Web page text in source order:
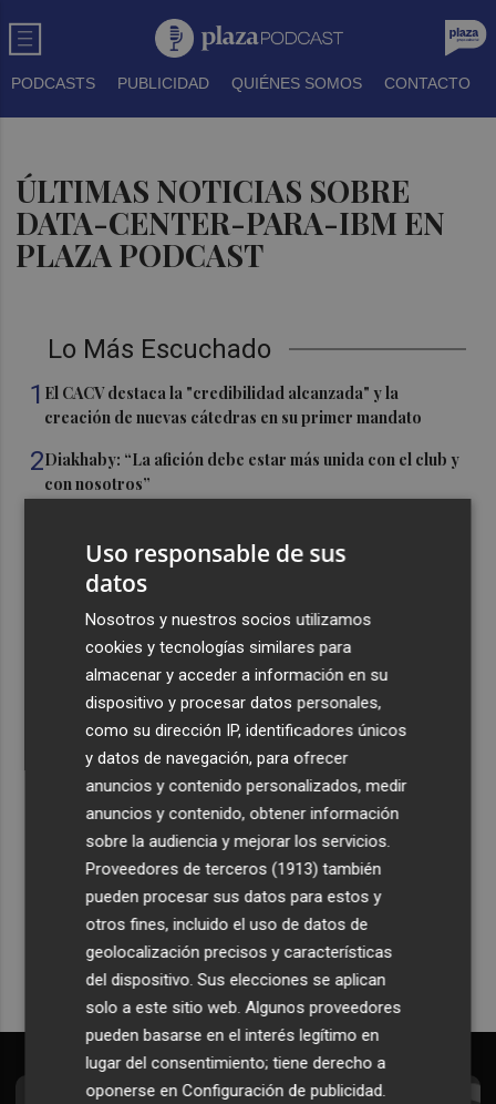
PODCASTS PUBLICIDAD QUIÉNES SOMOS CONTACTO
ÚLTIMAS NOTICIAS SOBRE
DATA-CENTER-PARA-IBM EN
PLAZA PODCAST
Lo Más Escuchado
1 El CACV destaca la "credibilidad alcanzada" y la
creación de nuevas cátedras en su primer mandato
2Diakhaby: “La afición debe estar más unida con el club y
con nosotros”
hemos entrenado"
Controlado el incendio en Sierra Engarcerán (Castellón)
La capacidad de los modelos de IA para burlar la
seguridad alarma a gobiernos y empresas
Recibe toda la actualidad de
Plaza Podcast en tu correo
Quiero suscribirme
Uso responsable de sus
datos
Nosotros y nuestros socios utilizamos
cookies y tecnologías similares para
almacenar y acceder a información en su
dispositivo y procesar datos personales,
como su dirección IP, identificadores únicos
y datos de navegación, para ofrecer
anuncios y contenido personalizados, medir
anuncios y contenido, obtener información
sobre la audiencia y mejorar los servicios.
Proveedores de terceros (1913) también
pueden procesar sus datos para estos y
otros fines, incluido el uso de datos de
geolocalización precisos y características
del dispositivo. Sus elecciones se aplican
solo a este sitio web. Algunos proveedores
pueden basarse en el interés legítimo en
lugar del consentimiento; tiene derecho a
oponerse enConfiguración de publicidad.